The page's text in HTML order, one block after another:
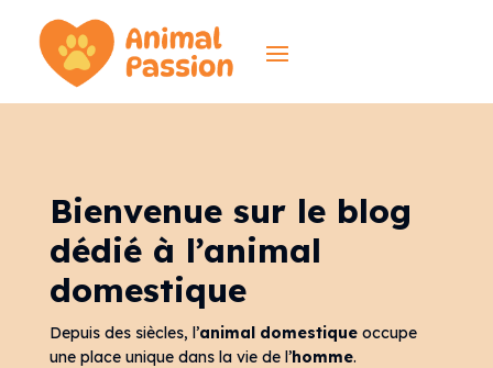
Bienvenue sur le blog
dédié à l’animal
domestique
Depuis des siècles, l’animal domestiqueoccupe
une place unique dans la vie de l’homme.